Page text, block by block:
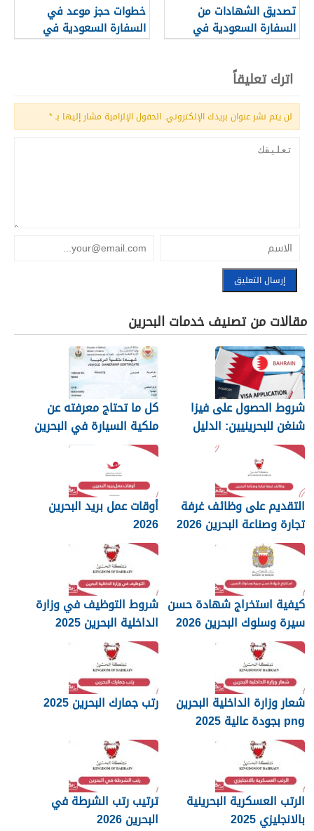
تصديق الشهادات من
السفارة السعودية في
البحرين
خطوات حجز موعد في
السفارة السعودية في
البحرين
اترك تعليقاً
لن يتم نشر عنوان بريدك الإلكتروني. الحقول الإلزامية مشار إليها بـ*
مقالات من تصنيف خدمات البحرين
شروط الحصول على فيزا
شنغن للبحرينيين: الدليل
الكامل
كل ما تحتاج معرفته عن
ملكية السيارة في البحرين
التقديم على وظائف غرفة
تجارة وصناعة البحرين 2026
أوقات عمل بريد البحرين
2026
كيفية استخراج شهادة حسن
سيرة وسلوك البحرين 2026
شروط التوظيف في وزارة
الداخلية البحرين 2025
شعار وزارة الداخلية البحرين
png بجودة عالية 2025
رتب جمارك البحرين 2025
الرتب العسكرية البحرينية
بالانجليزي 2025
ترتيب رتب الشرطة في
البحرين 2026